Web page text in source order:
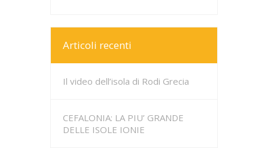
Articoli recenti
Il video dell’isola di Rodi Grecia
CEFALONIA: LA PIU’ GRANDE
DELLE ISOLE IONIE